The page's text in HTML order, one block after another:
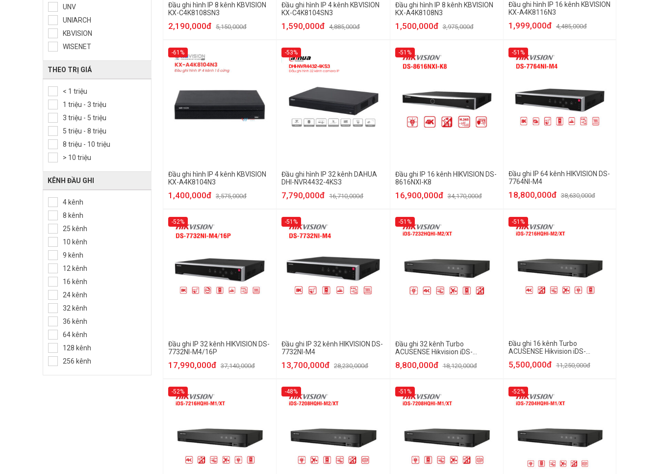
UNV
UNIARCH
KBVISION
WISENET
THEO TRỊ GIÁ
< 1 triệu
1 triệu - 3 triệu
3 triệu - 5 triệu
5 triệu - 8 triệu
8 triệu - 10 triệu
> 10 triệu
KÊNH ĐẦU GHI
4 kênh
8 kênh
25 kênh
10 kênh
9 kênh
12 kênh
16 kênh
24 kênh
32 kênh
36 kênh
64 kênh
128 kênh
256 kênh
Đầu ghi hình IP 8 kênh KBVISION
KX-C4K8108SN3
2,190,000đ 5,150,000đ
Đầu ghi hình IP 4 kênh KBVISION
KX-C4K8104SN3
1,590,000đ 4,885,000đ
Đầu ghi hình IP 8 kênh KBVISION
KX-A4K8108N3
1,500,000đ 3,975,000đ
Đầu ghi hình IP 16 kênh KBVISION
KX-A4K8116N3
1,999,000đ 4,485,000đ
-61%
Đầu ghi hình IP 4 kênh KBVISION
KX-A4K8104N3
1,400,000đ 3,575,000đ
-53%
Đầu ghi hình IP 32 kênh DAHUA
DHI-NVR4432-4KS3
7,790,000đ 16,710,000đ
-51%
Đầu ghi IP 16 kênh HIKVISION DS-
8616NXI-K8
16,900,000đ 34,170,000đ
-51%
Đầu ghi IP 64 kênh HIKVISION DS-
7764NI-M4
18,800,000đ 38,630,000đ
-52%
Đầu ghi IP 32 kênh HIKVISION DS-
7732NI-M4/16P
17,990,000đ 37,140,000đ
-51%
Đầu ghi IP 32 kênh HIKVISION DS-
7732NI-M4
13,700,000đ 28,230,000đ
-51%
Đầu ghi 32 kênh Turbo
ACUSENSE Hikvision iDS-
8,800,000đ 18,120,000đ
-51%
Đầu ghi 16 kênh Turbo
ACUSENSE Hikvision iDS-
5,500,000đ 11,250,000đ
-52% -48% -51% -52%